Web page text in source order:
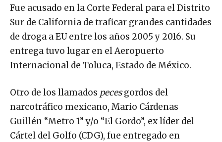
Fue acusado en la Corte Federal para el Distrito
Sur de California de traficar grandes cantidades
de droga a EU entre los años 2005 y 2016. Su
entrega tuvo lugar en el Aeropuerto
Internacional de Toluca, Estado de México.
Otro de los llamados pecesgordos del
narcotráfico mexicano, Mario Cárdenas
Guillén “Metro 1” y/o “El Gordo”, ex líder del
Cártel del Golfo (CDG), fue entregado en